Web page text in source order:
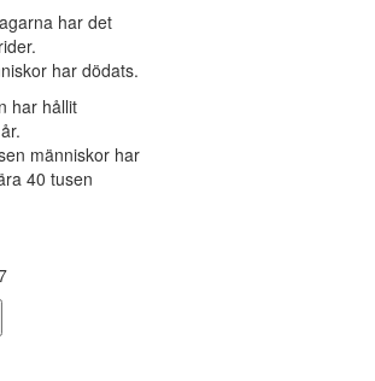
har det
har dödats.
har hållit
människor har
40 tusen